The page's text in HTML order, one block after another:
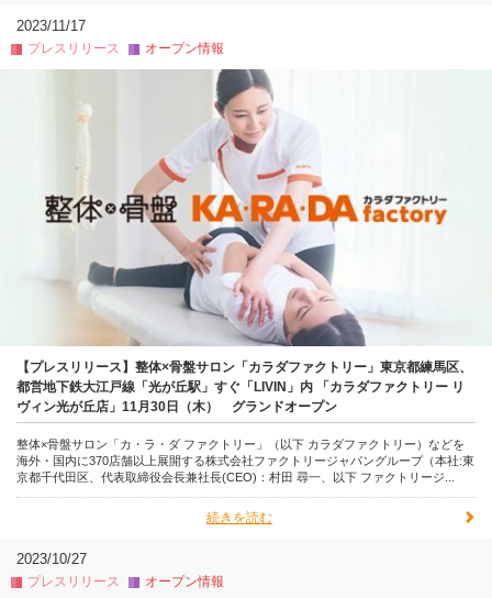
2023/11/17
プレスリリース オープン情報
【プレスリリース】整体×骨盤サロン「カラダファクトリー」東京都練馬区、
都営地下鉄大江戸線「光が丘駅」すぐ「LIVIN」内 「カラダファクトリー リ
ヴィン光が丘店」11月30日（木） グランドオープン
整体×骨盤サロン「カ・ラ・ダ ファクトリー」（以下 カラダファクトリー）などを
海外・国内に370店舗以上展開する株式会社ファクトリージャパングループ（本社:東
京都千代田区、代表取締役会長兼社長(CEO)：村田 尋一、以下 ファクトリージ...
続きを読む
2023/10/27
プレスリリース オープン情報